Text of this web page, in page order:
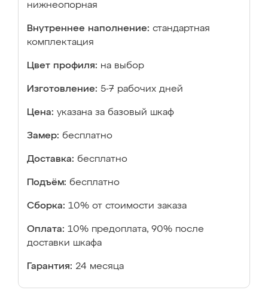
нижнеопорная
Внутреннее наполнение: стандартная
комплектация
Цвет профиля: на выбор
Изготовление: 5-7 рабочих дней
Цена: указана за базовый шкаф
Замер: бесплатно
Доставка: бесплатно
Подъём: бесплатно
Сборка: 10% от стоимости заказа
Оплата: 10% предоплата, 90% после
доставки шкафа
Гарантия: 24 месяца